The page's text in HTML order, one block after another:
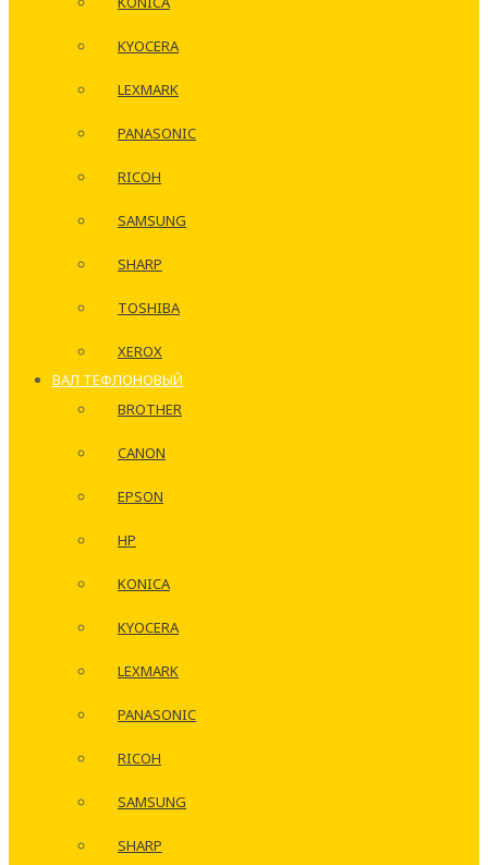
KYOCERA
LEXMARK
PANASONIC
RICOH
SAMSUNG
SHARP
TOSHIBA
XEROX
ВАЛ ТЕФЛОНОВЫЙ
BROTHER
CANON
EPSON
HP
KONICA
KYOCERA
LEXMARK
PANASONIC
RICOH
SAMSUNG
SHARP